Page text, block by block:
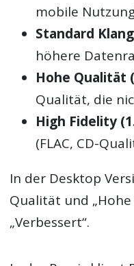
mobile
Standard
höhere
Hohe Qualität
Qualität, die
High Fidelity
(FLAC, CD-
In der Desktop
Qualität und
„Verbessert“.